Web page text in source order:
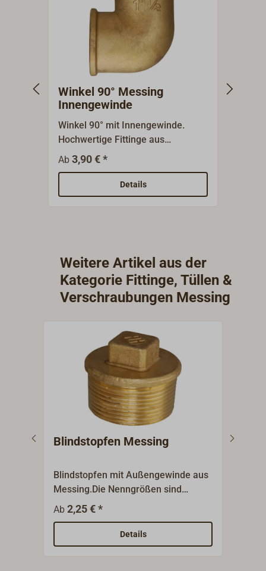
Winkel 90° Messing
Innengewinde
Winkel 90° mit Innengewinde.
Hochwertige Fittinge aus
Messing.Die Nenngrößen sind
Gewindegrößen (BSP) und
bezeichnen nicht den
Gewindedurchmesser!
Ab3,90 € *
Details
Weitere Artikel aus der
Kategorie Fittinge, Tüllen &
Verschraubungen Messing
Blindstopfen Messing
Blindstopfen mit Außengewinde aus
Messing.Die Nenngrößen sind
Gewindegrößen (BSP) und
bezeichnen nicht den
Gewindedurchmesser.
Ab2,25 € *
Details